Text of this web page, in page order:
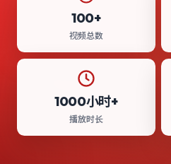
100+
视频总数
1000小时+
播放时长